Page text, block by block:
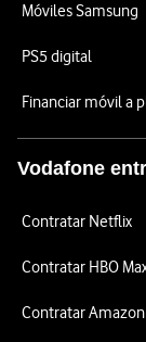
Móviles Samsung
PS5 digital
Financiar móvil a
Vodafone
Contratar Netflix
Contratar HBO
Contratar